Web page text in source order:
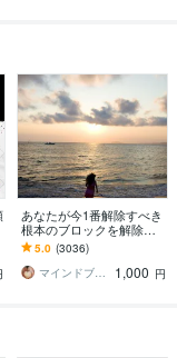
あなたが今1番解除すべき
根本のブロックを解除し
ます とにかく現状を変え
たい方、上手くいかない
と感じている方へ
5.0 (3036)
マインドブロックバスター颯（soul）
1,000 円